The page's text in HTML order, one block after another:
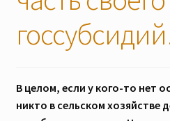
В целом, если у кого-то нет
никто в сельском хозяйстве